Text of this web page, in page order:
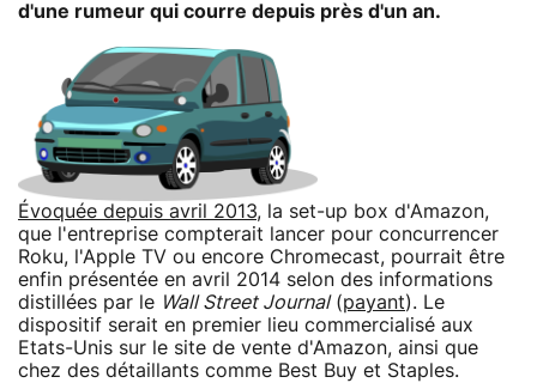
d'une rumeur qui courre depuis près d'un an.
Évoquée depuis avril 2013, la set-up box d'Amazon,
que l'entreprise compterait lancer pour concurrencer
Roku, l'Apple TV ou encore Chromecast, pourrait être
enfin présentée en avril 2014 selon des informations
distillées par le Wall Street Journal(payant). Le
dispositif serait en premier lieu commercialisé aux
Etats-Unis sur le site de vente d'Amazon, ainsi que
chez des détaillants comme Best Buy et Staples.